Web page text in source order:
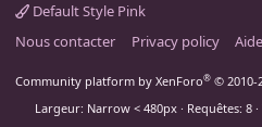
Default Style Pink
Nous contacter
Privacy policy Aide
Community platform by XenForo® © 2010-
Largeur
Requêtes 8